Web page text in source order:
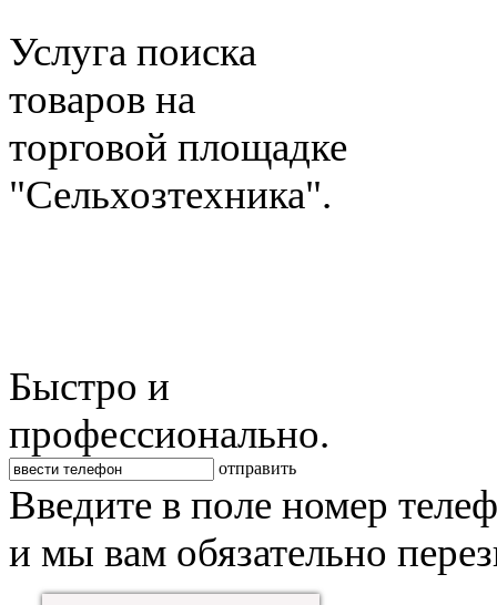
Услуга поиска
товаров на
торговой площадке
"Сельхозтехника".
Быстро и
профессионально.
отправить
Введите в поле номер
и мы вам обязательно